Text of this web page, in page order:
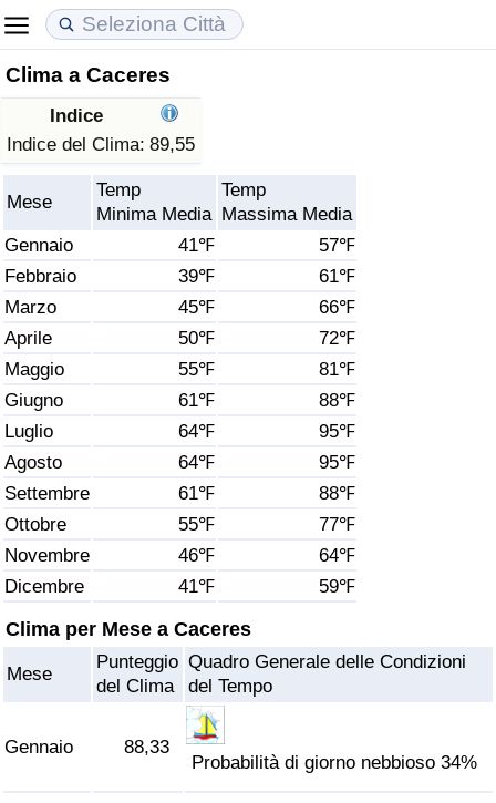
Clima a Caceres
Indice
Indice del Clima: 89,55
Mese
Temp
Minima Media
Temp
Massima Media
Gennaio
41℉
57℉
Febbraio
39℉
61℉
Marzo
45℉
66℉
Aprile
50℉
72℉
Maggio
55℉
81℉
Giugno
61℉
88℉
Luglio
64℉
95℉
Agosto
64℉
95℉
Settembre
61℉
88℉
Ottobre
55℉
77℉
Novembre
46℉
64℉
Dicembre
41℉ 59℉
Clima per Mese a Caceres
Mese
Punteggio
del Clima
Quadro Generale delle Condizioni
del Tempo
Gennaio 88,33
Probabilità di giorno nebbioso 34%
Costo della vita
Indice Del Costo Della Vita (corrente)
Indice Del Costo Della Vita
Indice del Costo della Vita per Nazione
ad Aqaba
Prezzi degli immobili
Indice del Prezzo delle Case (Corrente)
Indice del Prezzo delle Case
Indice del Prezzo delle Case per Nazione
Qualità della Vita
Indice della Qualità della Vita
Indice della Qualità della Vita (Corrente)
Indice della qualità della vita per Paese
Criminalità
Indice del Tasso di Criminalità (Corrente)
Indice della Criminalità
Indice di criminalità per paese
Assistenza Sanitaria
Indice dell’Assistenza Sanitaria (Corrente)
Indice dell’Assistenza Sanitaria per